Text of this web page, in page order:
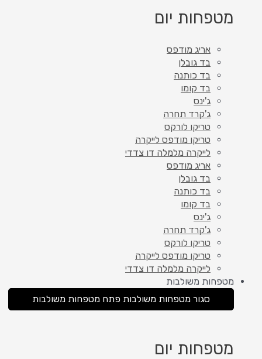
מטפחות יום
אריג מודפס
בד גובלן
בד כותנה
בד קומו
ג'ינס
ג'קרד תחרה
טריקו לורקס
טריקו מודפס לייקרה
לייקרה מלמלה דו צדדי
אריג מודפס
בד גובלן
בד כותנה
בד קומו
ג'ינס
ג'קרד תחרה
טריקו לורקס
טריקו מודפס לייקרה
לייקרה מלמלה דו צדדי
מטפחות משולבות
סגור מטפחות משולבות פתח מטפחות משולבות
מטפחות יום